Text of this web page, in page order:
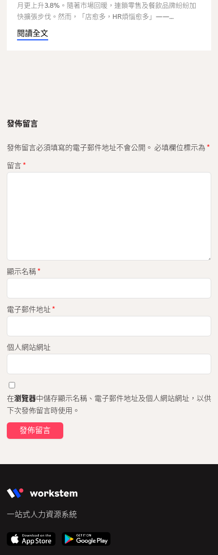
月更上升3.8%。隨著市場回暖，連鎖零售及餐飲品牌紛紛加
快擴張步伐。然而，「店愈多，HR煩惱愈多」——...
閱讀全文
發佈留言
發佈留言必須填寫的電子郵件地址不會公開。 必填欄位標示為 *
留言*
顯示名稱*
電子郵件地址 *
個人網站網址
在瀏覽器中儲存顯示名稱、電子郵件地址及個人網站網址，以供
下次發佈留言時使用。
一站式人力資源系統